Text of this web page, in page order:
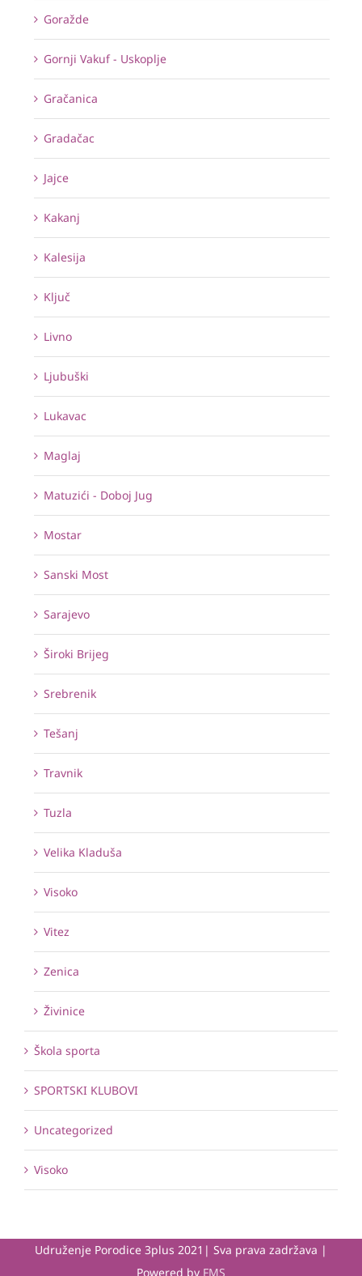
Goražde
Gornji Vakuf - Uskoplje
Gračanica
Gradačac
Jajce
Kakanj
Kalesija
Ključ
Livno
Ljubuški
Lukavac
Maglaj
Matuzići - Doboj Jug
Mostar
Sanski Most
Sarajevo
Široki Brijeg
Srebrenik
Tešanj
Travnik
Tuzla
Velika Kladuša
Visoko
Vitez
Zenica
Živinice
Škola sporta
SPORTSKI KLUBOVI
Uncategorized
Visoko
Udruženje Porodice 3plus 2021| Sva prava zadržava |
Powered by FMS